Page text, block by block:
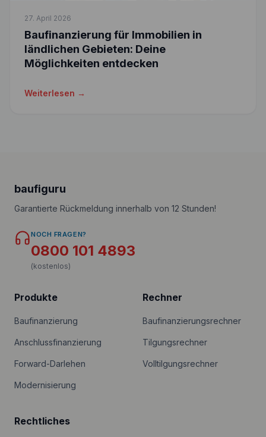
27. April 2026
Baufinanzierung für Immobilien in
ländlichen Gebieten: Deine
Möglichkeiten entdecken
Weiterlesen →
baufiguru
Garantierte Rückmeldung innerhalb von 12 Stunden!
NOCH FRAGEN?
0800 101 4893
(kostenlos)
Produkte
Baufinanzierung
Anschlussfinanzierung
Forward-Darlehen
Modernisierung
Rechner
Baufinanzierungsrechner
Tilgungsrechner
Volltilgungsrechner
Rechtliches